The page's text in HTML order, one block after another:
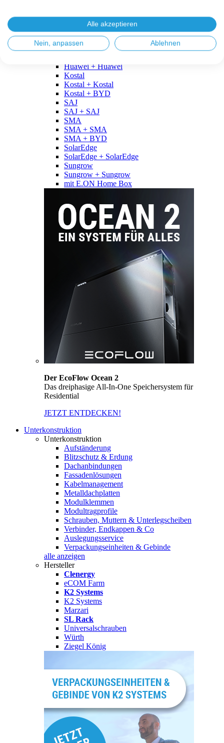
Fronius + BYD
GoodWe
GoodWe + GoodWe
GoodWe + BYD
Huawei + Huawei
Kostal
Kostal + Kostal
Kostal + BYD
SAJ
SAJ + SAJ
SMA
SMA + SMA
SMA + BYD
SolarEdge
SolarEdge + SolarEdge
Sungrow
Sungrow + Sungrow
mit E.ON Home Box
Der EcoFlow Ocean 2
Das dreiphasige All-In-One Speichersystem für
Residential
JETZT ENTDECKEN!
Unterkonstruktion
Unterkonstruktion
Aufständerung
Blitzschutz & Erdung
Dachanbindungen
Fassadenlösungen
Kabelmanagement
Metalldachplatten
Modulklemmen
Modultragprofile
Schrauben, Muttern & Unterlegscheiben
Verbinder, Endkappen & Co
Auslegungsservice
Verpackungseinheiten & Gebinde
alle anzeigen
Hersteller
Clenergy
eCOM Farm
K2 Systems
K2 Systems
Marzari
SL Rack
Universalschrauben
Würth
Ziegel König
Alle akzeptieren
Nein, anpassen Ablehnen